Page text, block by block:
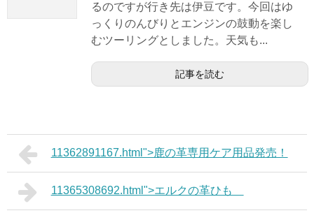
るのですが行き先は伊豆です。今回はゆ
っくりのんびりとエンジンの鼓動を楽し
むツーリングとしました。天気も...
記事を読む
11362891167.html">鹿の革専用ケア用品発売！
11365308692.html">エルクの革ひも